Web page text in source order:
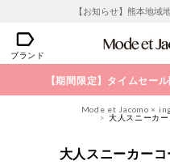
【お知らせ】熊本地域
ブランド
【期間限定】タイムセー
Mode et Jacomo ×
大人スニーカ
大人スニーカー